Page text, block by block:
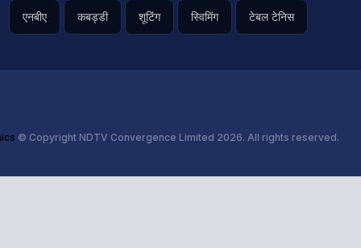
एनबीए कबड्डी शूटिंग स्विमिंग टेबल टेनिस
© Copyright NDTV Convergence Limited 2026. All rights reserved.